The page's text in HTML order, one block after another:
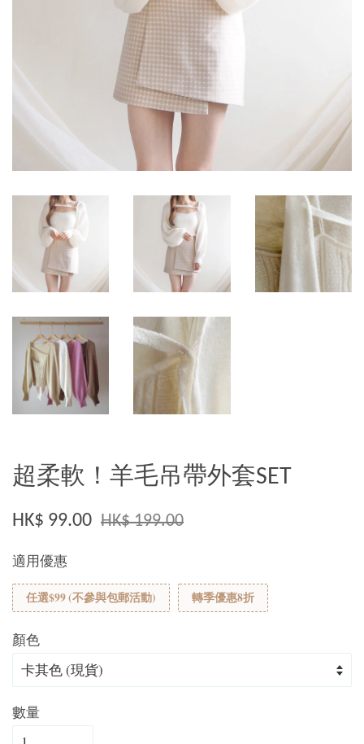
超柔軟！羊毛吊帶外套SET
HK$ 99.00 HK$ 199.00
適用優惠
任選$99 (不參與包郵活動) 轉季優惠8折
顏色
數量